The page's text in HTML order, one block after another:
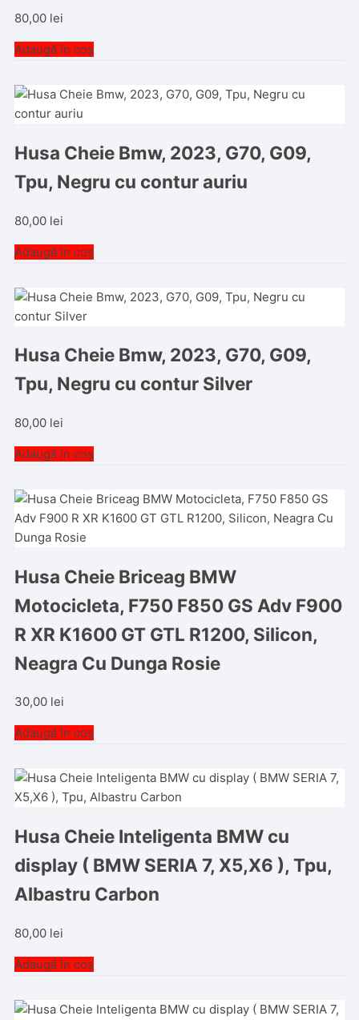
80,00 lei
Adaugă în coș
Husa Cheie Bmw, 2023, G70, G09,
Tpu, Negru cu contur auriu
80,00 lei
Adaugă în coș
Husa Cheie Bmw, 2023, G70, G09,
Tpu, Negru cu contur Silver
80,00 lei
Adaugă în coș
Husa Cheie Briceag BMW
Motocicleta, F750 F850 GS Adv F900
R XR K1600 GT GTL R1200, Silicon,
Neagra Cu Dunga Rosie
30,00 lei
Adaugă în coș
Husa Cheie Inteligenta BMW cu
display ( BMW SERIA 7, X5,X6 ), Tpu,
Albastru Carbon
80,00 lei
Adaugă în coș